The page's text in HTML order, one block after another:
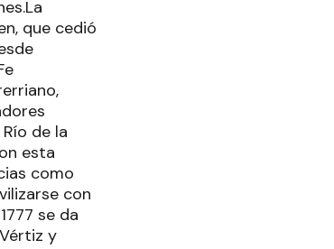
que cedió
de la
esta
como
con
se da
y